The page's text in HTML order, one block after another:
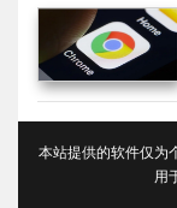
本站提供的软件仅为
用